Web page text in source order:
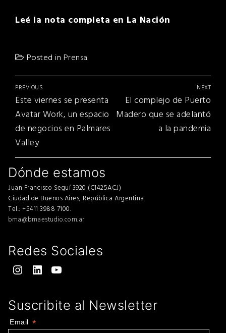
Leé la nota completa en La Nación
Posted in Prensa
Navegación
de
entradas
PREVIOUS
Previous
post:
Este viernes se presenta
Avatar Work, un espacio
de negocios en Palmares
Valley
NEXT
Next
post:
El complejo de Puerto
Madero que se adelantó
a la pandemia
Dónde estamos
Juan Francisco Seguí 3920 (C1425ACJ)
Ciudad de Buenos Aires, República Argentina.
Tel.: +5411 3988 7100.
bma@bmaestudio.com.ar
Redes Sociales
Instagram
LinkedInYouTube
Suscribite al Newsletter
Email *